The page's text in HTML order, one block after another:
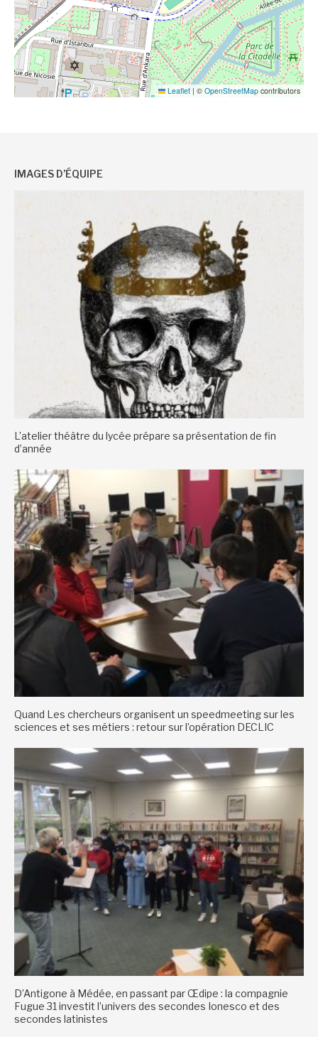
Leaflet | © OpenStreetMapcontributors
IMAGES D’ÉQUIPE
L’atelier théâtre du lycée prépare sa présentation de fin
d’année
Quand Les chercheurs organisent un speedmeeting sur les
sciences et ses métiers : retour sur l’opération DECLIC
D’Antigone à Médée, en passant par Œdipe : la compagnie
Fugue 31 investit l’univers des secondes Ionesco et des
secondes latinistes